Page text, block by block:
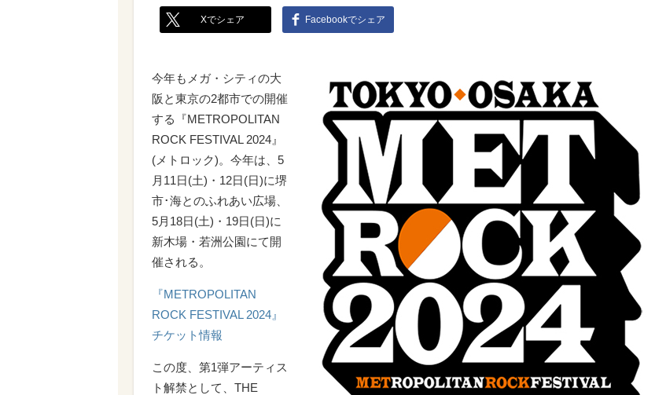
Xでシェア Facebookでシェア
今年もメガ・シティの大
阪と東京の2都市での開催
する『METROPOLITAN
ROCK FESTIVAL 2024』
(メトロック)。今年は、5
月11日(土)・12日(日)に堺
市･海とのふれあい広場、
5月18日(土)・19日(日)に
新木場・若洲公園にて開
催される。
『METROPOLITAN
ROCK FESTIVAL 2024』
チケット情報
この度、第1弾アーティス
ト解禁として、THE